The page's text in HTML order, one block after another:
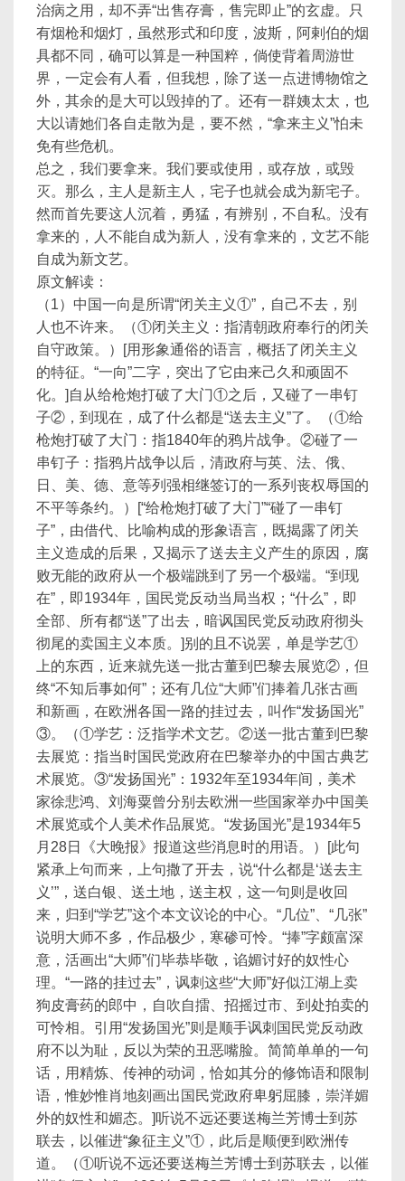
治病之用，却不弄“出售存膏，售完即止”的玄虚。只
有烟枪和烟灯，虽然形式和印度，波斯，阿剌伯的烟
具都不同，确可以算是一种国粹，倘使背着周游世
界，一定会有人看，但我想，除了送一点进博物馆之
外，其余的是大可以毁掉的了。还有一群姨太太，也
大以请她们各自走散为是，要不然，“拿来主义”怕未
免有些危机。
总之，我们要拿来。我们要或使用，或存放，或毁
灭。那么，主人是新主人，宅子也就会成为新宅子。
然而首先要这人沉着，勇猛，有辨别，不自私。没有
拿来的，人不能自成为新人，没有拿来的，文艺不能
自成为新文艺。
原文解读：
（1）中国一向是所谓“闭关主义①”，自己不去，别
人也不许来。（①闭关主义：指清朝政府奉行的闭关
自守政策。）[用形象通俗的语言，概括了闭关主义
的特征。“一向”二字，突出了它由来己久和顽固不
化。]自从给枪炮打破了大门①之后，又碰了一串钉
子②，到现在，成了什么都是“送去主义”了。（①给
枪炮打破了大门：指1840年的鸦片战争。②碰了一
串钉子：指鸦片战争以后，清政府与英、法、俄、
日、美、德、意等列强相继签订的一系列丧权辱国的
不平等条约。）[“给枪炮打破了大门”“碰了一串钉
子”，由借代、比喻构成的形象语言，既揭露了闭关
主义造成的后果，又揭示了送去主义产生的原因，腐
败无能的政府从一个极端跳到了另一个极端。“到现
在”，即1934年，国民党反动当局当权；“什么”，即
全部、所有都“送”了出去，暗讽国民党反动政府彻头
彻尾的卖国主义本质。]别的且不说罢，单是学艺①
上的东西，近来就先送一批古董到巴黎去展览②，但
终“不知后事如何”；还有几位“大师”们捧着几张古画
和新画，在欧洲各国一路的挂过去，叫作“发扬国光”
③。（①学艺：泛指学术文艺。②送一批古董到巴黎
去展览：指当时国民党政府在巴黎举办的中国古典艺
术展览。③“发扬国光”：1932年至1934年间，美术
家徐悲鸿、刘海粟曾分别去欧洲一些国家举办中国美
术展览或个人美术作品展览。“发扬国光”是1934年5
月28日《大晚报》报道这些消息时的用语。）[此句
紧承上句而来，上句撒了开去，说“什么都是‘送去主
义’”，送白银、送土地，送主权，这一句则是收回
来，归到“学艺”这个本文议论的中心。“几位”、“几张”
说明大师不多，作品极少，寒碜可怜。“捧”字颇富深
意，活画出“大师”们毕恭毕敬，谄媚讨好的奴性心
理。“一路的挂过去”，讽刺这些“大师”好似江湖上卖
狗皮膏药的郎中，自吹自擂、招摇过市、到处拍卖的
可怜相。引用“发扬国光”则是顺手讽刺国民党反动政
府不以为耻，反以为荣的丑恶嘴脸。简简单单的一句
话，用精炼、传神的动词，恰如其分的修饰语和限制
语，惟妙惟肖地刻画出国民党政府卑躬屈膝，崇洋媚
外的奴性和媚态。]听说不远还要送梅兰芳博士到苏
联去，以催进“象征主义”①，此后是顺便到欧洲传
道。（①听说不远还要送梅兰芳博士到苏联去，以催